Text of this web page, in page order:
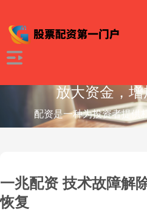
放大资金，
配资是一种为投资者提供
一兆配资 技术故障解
恢复